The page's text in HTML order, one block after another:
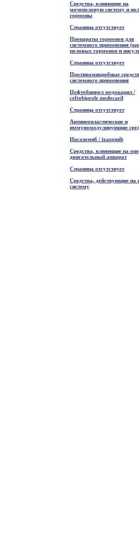
Средства, влияющие на
мочеполовую систему и
гормоны
Страница отсутствует
Препараты гормонов для
системного применения
половых гормонов и
Страница отсутствует
Противомикробные
системного применения
Цефтобипрол медокарил /
ceftobiprole medocaril
Страница отсутствует
Антинеопластические и
иммуномодулирующие
Иксазомиб / ixazomib
Средства, влияющие на
двигательный аппарат
Страница отсутствует
Средства, действующие на
систему